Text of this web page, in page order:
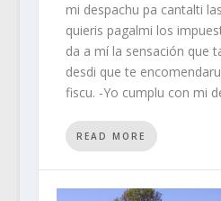
mi despachu pa cantalti
quieris pagalmi los
da a mí la sensación que
desdi que te
fiscu. -Yo cumplu con mi
READ MORE